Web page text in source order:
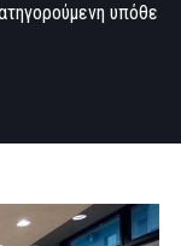
υπόθε